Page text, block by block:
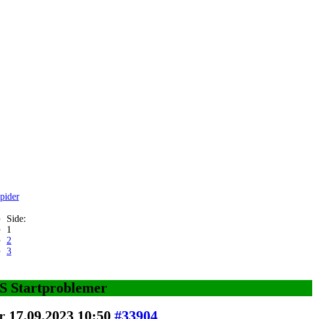
Side:
1
2
3
Startproblemer